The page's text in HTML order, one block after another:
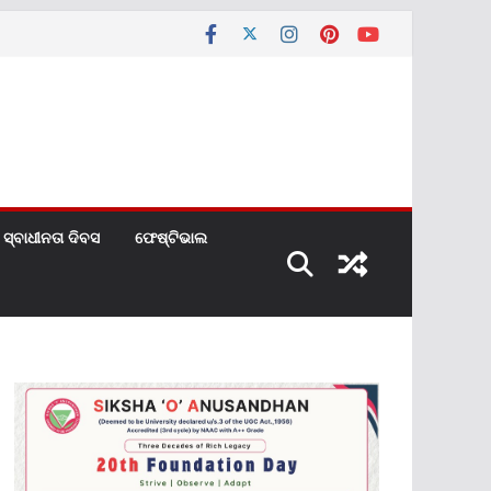
ସ୍ବାଧୀନତା ଦିବସ ଫେଷ୍ଟିଭାଲ